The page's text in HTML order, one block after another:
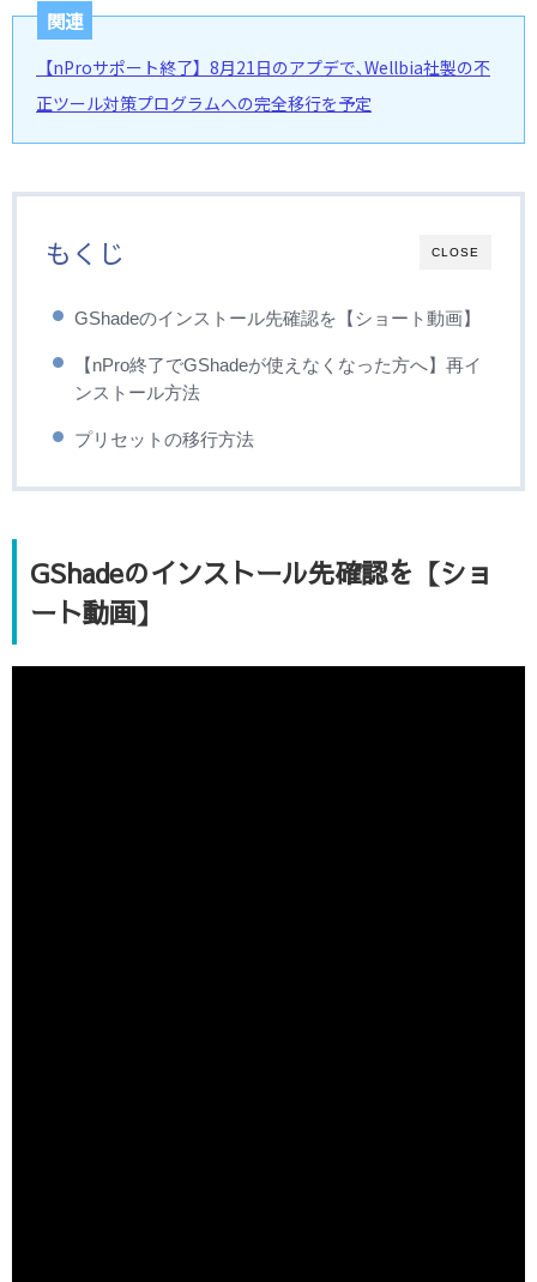
関連
【nProサポート終了】8月21日のアプデで､Wellbia社製の不
正ツール対策プログラムへの完全移行を予定
CLOSE
もくじ
GShadeのインストール先確認を【ショート動画】
【nPro終了でGShadeが使えなくなった方へ】再イ
ンストール方法
プリセットの移行方法
GShadeのインストール先確認を【ショ
ート動画】